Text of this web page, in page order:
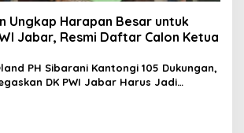
Ungkap Harapan Besar untuk
Jabar, Resmi Daftar Calon Ketua
PH Sibarani Kantongi 105 Dukungan,
DK PWI Jabar Harus Jadi